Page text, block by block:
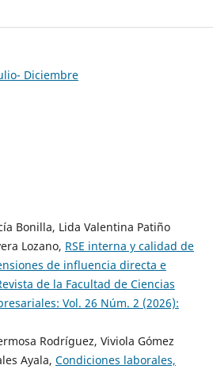
Diciembre
Bonilla, Lida Valentina Patiño
Lozano, RSE interna y calidad de
de influencia directa e
de la Facultad de Ciencias
Vol. 26 Núm. 2 (2026):
Rodríguez, Viviola Gómez
Ayala, Condiciones laborales,